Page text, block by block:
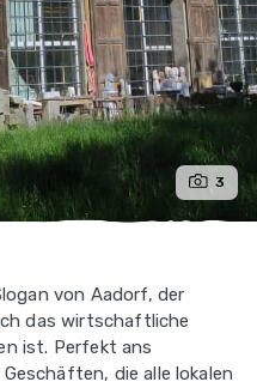
3
von Aadorf, der
das wirtschaftliche
ist. Perfekt ans
die alle lokalen